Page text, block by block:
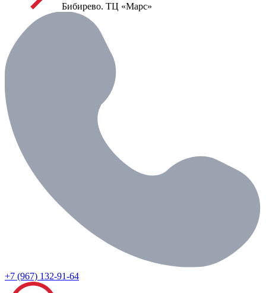
Бибирево. ТЦ «Марс»
+7 (967) 132-91-64